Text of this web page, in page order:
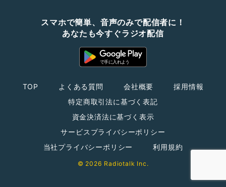
スマホで簡単、音声のみで配信者に！
あなたも今すぐラジオ配信
TOP よくある質問 会社概要
採用情報
特定商取引法に基づく表記
資金決済法に基づく表示
サービスプライバシーポリシー
当社プライバシーポリシー
利用規約
© 2026 Radiotalk Inc.